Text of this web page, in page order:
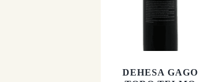
DEHESA GAGO